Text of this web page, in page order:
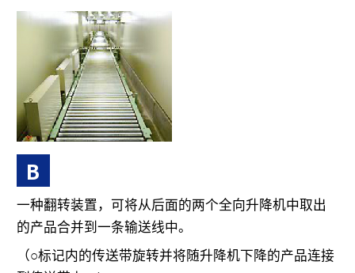
B
一种翻转装置，可将从后面的两个全向升降机中取出
的产品合并到一条输送线中。
（○标记内的传送带旋转并将随升降机下降的产品连接